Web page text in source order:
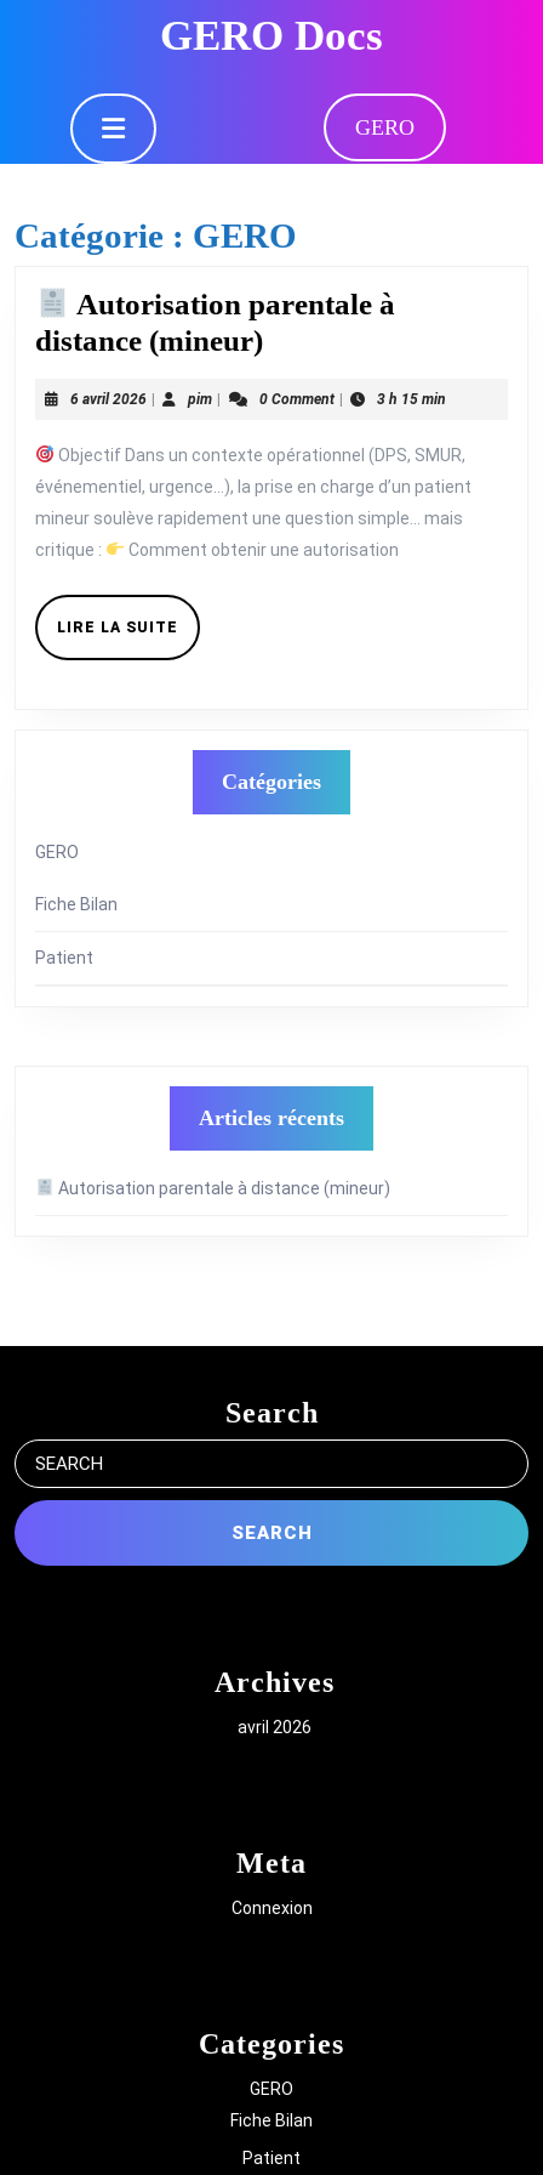
GERO Docs
Button
GERO
Catégorie : GERO
Autorisation parentale à
distance (mineur)
parentale
à
distance
(mineur)
6 avril 20266
pimpim 0 Comment 3 h 15 min
Objectif Dans un contexte opérationnel (DPS, SMUR,
événementiel, urgence…), la prise en charge d’un patient
mineur soulève rapidement une question simple… mais
critique :
Comment obtenir une autorisation
LIRE LA SUITE LIRE
LA
Catégories
GERO
Fiche Bilan
Patient
Articles récents
Autorisation parentale à distance (mineur)
Search
Search
for:
Archives
avril 2026
Meta
Connexion
Categories
GERO
Fiche Bilan
Patient